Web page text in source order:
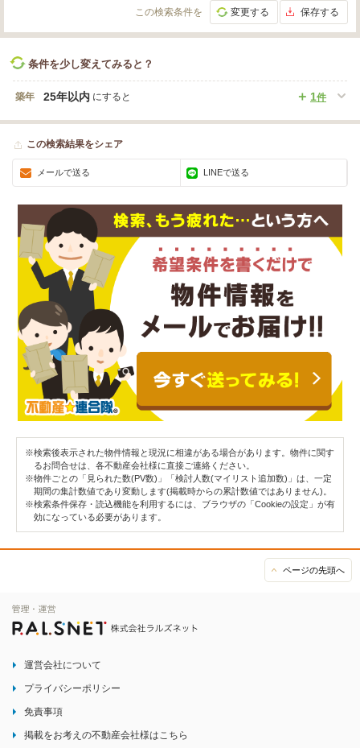
この検索条件を 変更する 保存する
条件を少し変えてみると？
築年 1件
25年以内 にすると
この検索結果をシェア
メールで送る LINEで送る
※検索後表示された物件情報と現況に相違がある場合があります。物件に関す
るお問合せは、各不動産会社様に直接ご連絡ください。
※物件ごとの「見られた数(PV数)」「検討人数(マイリスト追加数)」は、一定
期間の集計数値であり変動します(掲載時からの累計数値ではありません)。
※検索条件保存・読込機能を利用するには、ブラウザの「Cookieの設定」が有
効になっている必要があります。
ページの先頭へ
運営会社について
プライバシーポリシー
免責事項
掲載をお考えの不動産会社様はこちら